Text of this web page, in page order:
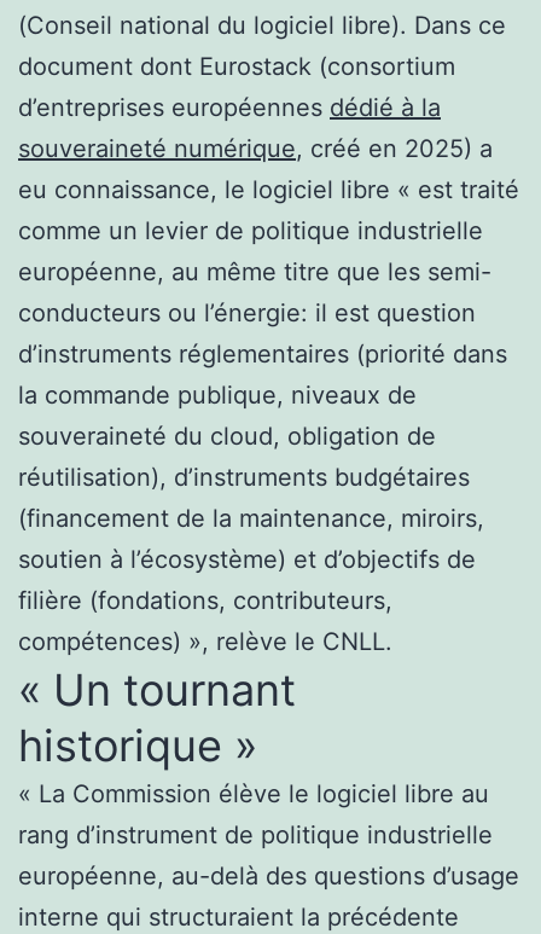
(Conseil national du logiciel libre). Dans ce
document dont Eurostack (consortium
d’entreprises européennes dédié à la
souveraineté numérique, créé en 2025) a
eu connaissance, le logiciel libre « est traité
comme un levier de politique industrielle
européenne, au même titre que les semi-
conducteurs ou l’énergie: il est question
d’instruments réglementaires (priorité dans
la commande publique, niveaux de
souveraineté du cloud, obligation de
réutilisation), d’instruments budgétaires
(financement de la maintenance, miroirs,
soutien à l’écosystème) et d’objectifs de
filière (fondations, contributeurs,
compétences) », relève le CNLL.
« Un tournant
historique »
« La Commission élève le logiciel libre au
rang d’instrument de politique industrielle
européenne, au-delà des questions d’usage
interne qui structuraient la précédente